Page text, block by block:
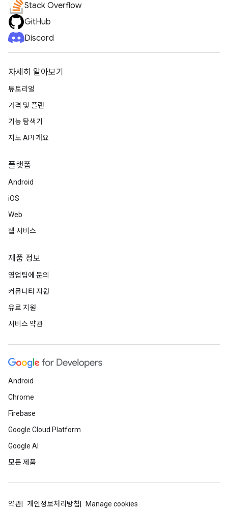
Stack Overflow
GitHub
Discord
자세히 알아보기
튜토리얼
가격 및 플랜
기능 탐색기
지도 API 개요
플랫폼
Android
iOS
Web
웹 서비스
제품 정보
영업팀에 문의
커뮤니티 지원
유료 지원
서비스 약관
Android
Chrome
Firebase
Google Cloud Platform
Google AI
모든 제품
약관 개인정보처리방침 Manage cookies